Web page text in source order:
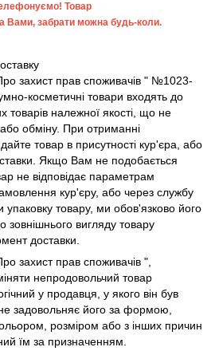
Товар
Вами, забрати можна будь-коли.
захист прав споживачів " №1023-
косметичні товари входять до
товарів належної якості, що не
обміну. При отриманні
товар в присутності кур'єра, або
Якщо Вам не подобається
не відповідає параметрам
кур'єру, або через службу
упаковку товару, ми обов'язково його
зовнішнього вигляду товару
доставки.
захист прав споживачів ",
непродовольчий товар
у продавця, у якого він був
задовольняє його за формою,
розміром або з інших причин
їм за призначенням.